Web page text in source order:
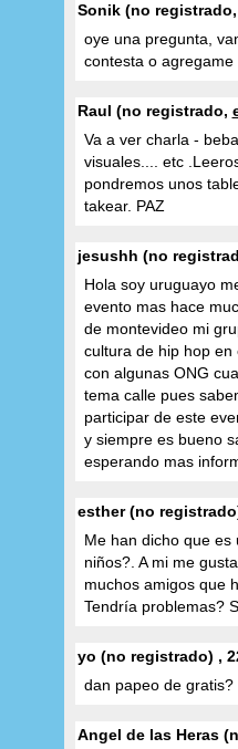
Sonik (no
oye una pregunta,
contesta o agregame
Raul (no registrado,
Va a ver charla -
visuales.... etc
pondremos unos
takear. PAZ
jesushh (no
Hola soy uruguayo
evento mas hace
de montevideo mi
cultura de hip hop en
con algunas ONG
tema calle pues
participar de este
y siempre es bueno
esperando mas
esther (no
Me han dicho que es
niños?. A mi me
muchos amigos que
Tendría problemas?
yo (no registrado) ,
dan papeo de
Angel de las Heras